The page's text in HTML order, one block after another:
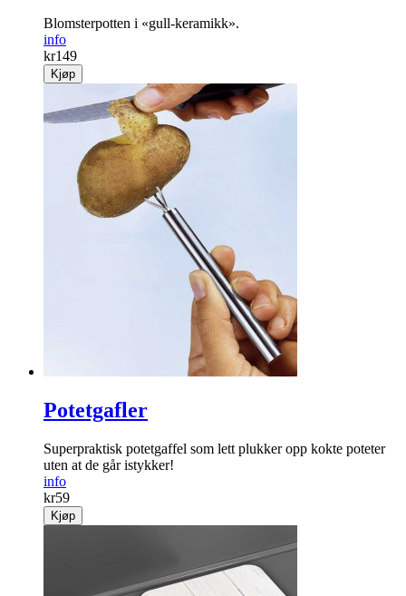
Blomster­potten i «gull-keramikk».
info
kr149
Kjøp
Potetgafler
Superpraktisk potetgaffel som lett plukker opp kokte poteter
uten at de går istykker!
info
kr59
Kjøp